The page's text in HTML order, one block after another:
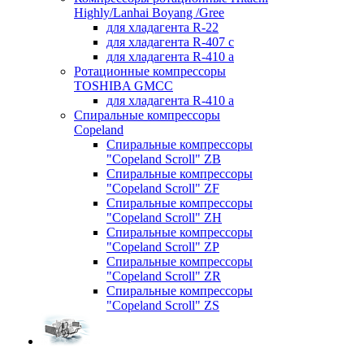
Highly/Lanhai Boyang /Gree
для хладагента R-22
для хладагента R-407 с
для хладагента R-410 а
Ротационные компрессоры
TOSHIBA GMCC
для хладагента R-410 а
Спиральные компрессоры
Copeland
Спиральные компрессоры
"Copeland Scroll" ZB
Спиральные компрессоры
"Copeland Scroll" ZF
Спиральные компрессоры
"Copeland Scroll" ZH
Спиральные компрессоры
"Copeland Scroll" ZP
Спиральные компрессоры
"Copeland Scroll" ZR
Спиральные компрессоры
"Copeland Scroll" ZS